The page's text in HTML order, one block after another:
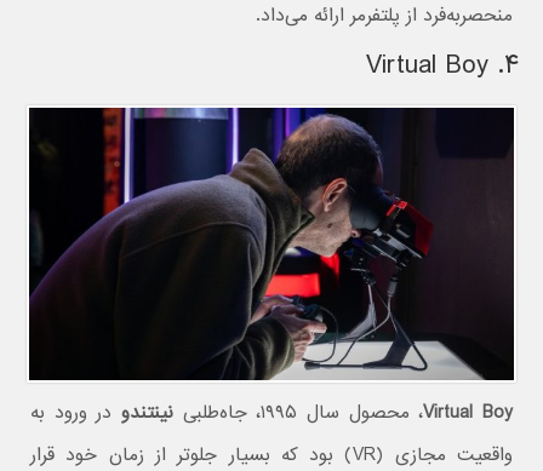
منحصربه‌فرد از پلتفرمر ارائه می‌داد.
۴. Virtual Boy
Virtual Boy، محصول سال ۱۹۹۵، جاه‌طلبی نینتندودر ورود به
واقعیت مجازی (VR) بود که بسیار جلوتر از زمان خود قرار